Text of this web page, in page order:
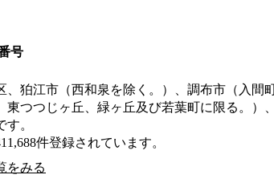
号
、狛江市（西和泉を除く。）、調布市（入間
東つつじヶ丘、緑ヶ丘及び若葉町に限る。）
。
件登録されています。
をみる